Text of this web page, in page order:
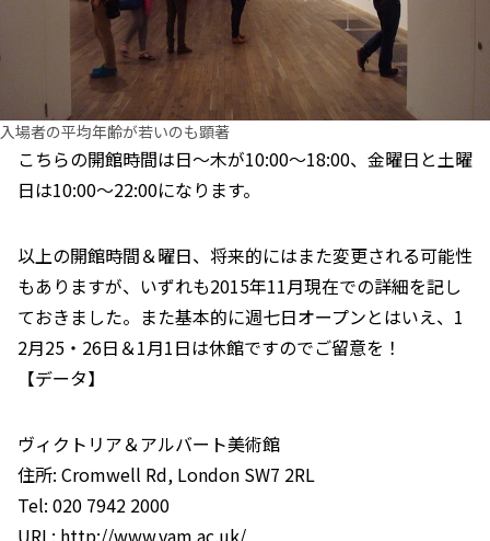
入場者の平均年齢が若いのも顕著
こちらの開館時間は日～木が10:00～18:00、金曜日と土曜
日は10:00～22:00になります。
以上の開館時間＆曜日、将来的にはまた変更される可能性
もありますが、いずれも2015年11月現在での詳細を記し
ておきました。また基本的に週七日オープンとはいえ、1
2月25・26日＆1月1日は休館ですのでご留意を！
【データ】
ヴィクトリア＆アルバート美術館
住所: Cromwell Rd, London SW7 2RL
Tel: 020 7942 2000
URL: http://www.vam.ac.uk/